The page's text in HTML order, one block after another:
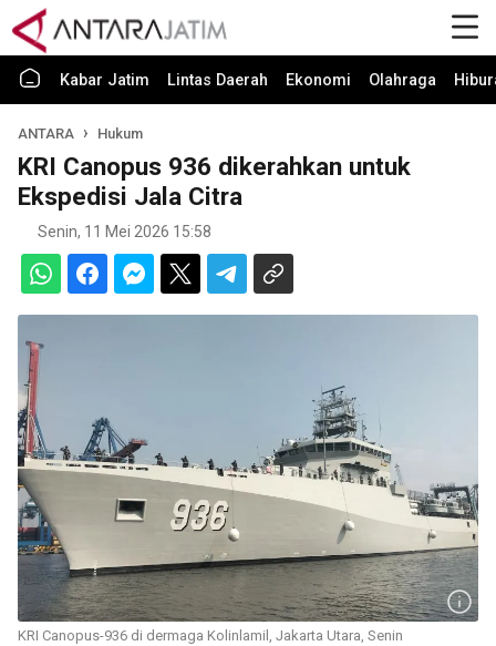
Kabar Jatim Lintas Daerah Ekonomi Olahraga
ANTARA Hukum
KRI Canopus 936 dikerahkan untuk
Ekspedisi Jala Citra
Senin, 11 Mei 2026 15:58
KRI Canopus-936 di dermaga Kolinlamil, Jakarta Utara, Senin